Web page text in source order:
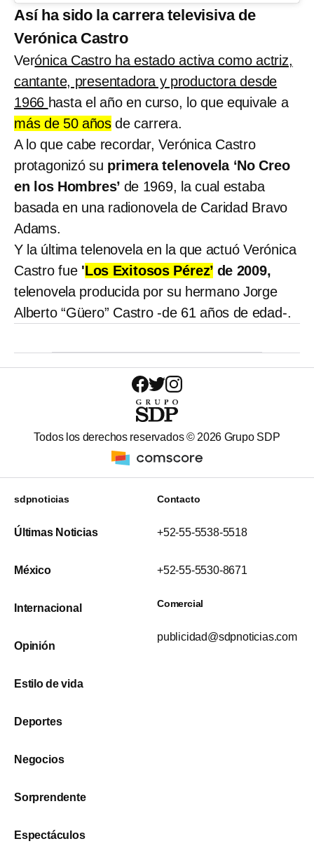
Así ha sido la carrera televisiva de
Verónica Castro
Verónica Castro ha estado activa como actriz,
cantante, presentadora y productora desde
1966 hasta el año en curso, lo que equivale a
más de 50 años de carrera.
A lo que cabe recordar, Verónica Castro
protagonizó su primera telenovela ‘No Creo
en los Hombres’ de 1969, la cual estaba
basada en una radionovela de Caridad Bravo
Adams.
Y la última telenovela en la que actuó Verónica
Castro fue'Los Exitosos Pérez’ de 2009,
telenovela producida por su hermano Jorge
Alberto “Güero” Castro -de 61 años de edad-.
Todos los derechos reservados © 2026 Grupo SDP
sdpnoticias
Últimas Noticias
México
Internacional
Opinión
Estilo de vida
Deportes
Negocios
Sorprendente
Espectáculos
Contacto
+52-55-5538-5518
+52-55-5530-8671
Comercial
publicidad@sdpnoticias.com